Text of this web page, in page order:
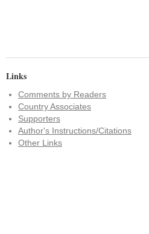
Links
Comments by Readers
Country Associates
Supporters
Author's Instructions/Citations
Other Links